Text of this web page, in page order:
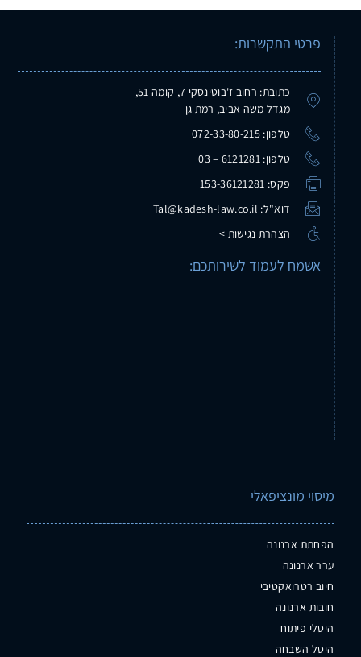
מיסוי מונציפאלי
הפחתת ארנונה
ערר ארנונה
חיוב רטרואקטיבי
חובות ארנונה
היטלי פיתוח
היטל השבחה
פרטי התקשרות:
כתובת: רחוב ז'בוטינסקי 7, קומה 51,
מגדל משה אביב, רמת גן
טלפון: 072-33-80-215
טלפון: 6121281 – 03
פקס: 153-36121281
דוא"ל: Tal@kadesh-law.co.il
הצהרת נגישות >
אשמח לעמוד לשירותכם: